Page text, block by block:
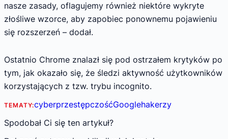
nasze zasady, oflagujemy również niektóre wykryte
złośliwe wzorce, aby zapobiec ponownemu pojawieniu
się rozszerzeń – dodał.
Ostatnio Chrome znalazł się pod ostrzałem krytyków po
tym, jak okazało się, że śledzi aktywność użytkowników
korzystających z tzw. trybu incognito.
TEMATY:cyberprzestępczośćGooglehakerzy
Spodobał Ci się ten artykuł?